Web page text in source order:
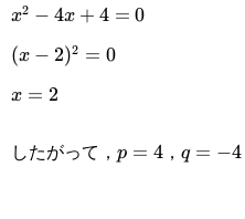
x^2-
4x+4=0
x2 − 4x + 4 = 0
(x-
2)^2=0
(x − 2)2 = 0
x=2
x = 2
したがって， p=4
p = 4， q=-4
q = −4